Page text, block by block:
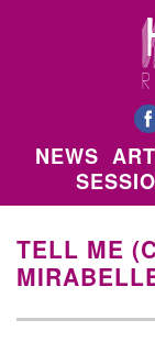
NEWS
TELL ME